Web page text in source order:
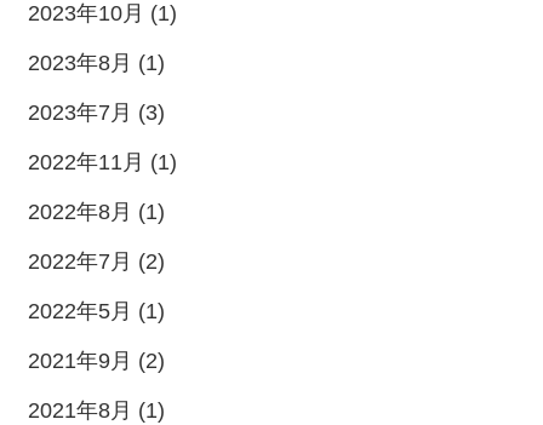
2023年10月 (1)
2023年8月 (1)
2023年7月 (3)
2022年11月 (1)
2022年8月 (1)
2022年7月 (2)
2022年5月 (1)
2021年9月 (2)
2021年8月 (1)